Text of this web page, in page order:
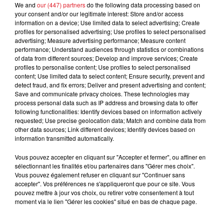
*****
En direct des pistes :
Les notes du Croisé-Laroche :
FILS D'ACTUS
We and our (447) partnersdo the following data processing based on
your consent and/or our legitimate interest: Store and/or access
information on a device; Use limited data to select advertising; Create
profiles for personalised advertising; Use profiles to select personalised
advertising; Measure advertising performance; Measure content
performance; Understand audiences through statistics or combinations
of data from different sources; Develop and improve services; Create
profiles to personalise content; Use profiles to select personalised
content; Use limited data to select content; Ensure security, prevent and
detect fraud, and fix errors; Deliver and present advertising and content;
Save and communicate privacy choices. These technologies may
process personal data such as IP address and browsing data to offer
following functionalities: Identify devices based on information actively
requested; Use precise geolocation data; Match and combine data from
other data sources; Link different devices; Identify devices based on
information transmitted automatically.
Vous pouvez accepter en cliquant sur "Accepter et fermer", ou affiner en
sélectionnant les finalités et/ou partenaires dans "Gérer mes choix".
Vous pouvez également refuser en cliquant sur "Continuer sans
accepter". Vos préférences ne s'appliqueront que pour ce site. Vous
pouvez mettre à jour vos choix, ou retirer votre consentement à tout
moment via le lien "Gérer les cookies" situé en bas de chaque page.